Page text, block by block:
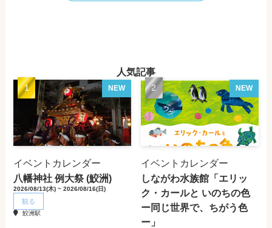
人気記事
NEW
イベントカレンダー
八幡神社 例大祭 (鮫洲)
2026/08/13(木) ~ 2026/08/16(日)
観る
鮫洲駅
NEW
イベントカレンダー
しながわ水族館「エリッ
ク・カールと いのちの色
ー同じ世界で、ちがう色
ー」